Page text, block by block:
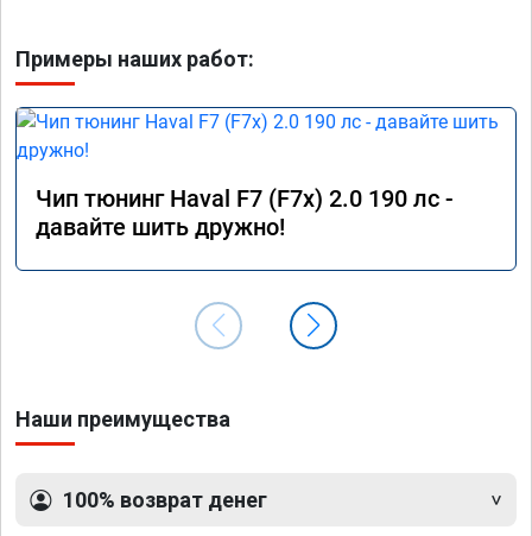
Примеры наших работ:
Чип тюнинг Haval F7 (F7x) 2.0 190 лс -
давайте шить дружно!
Наши преимущества
100% возврат денег